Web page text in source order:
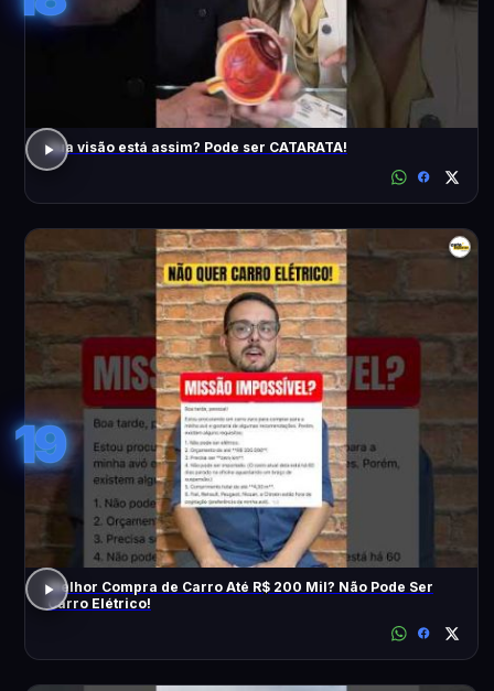
Sua visão está assim? Pode ser CATARATA!
19
Melhor Compra de Carro Até R$ 200 Mil? Não Pode Ser
Carro Elétrico!